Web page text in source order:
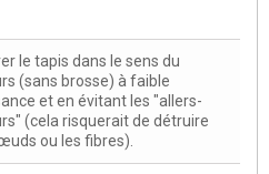
le tapis dans le sens du
(sans brosse) à faible
et en évitant les "allers-
(cela risquerait de détruire
ou les fibres).